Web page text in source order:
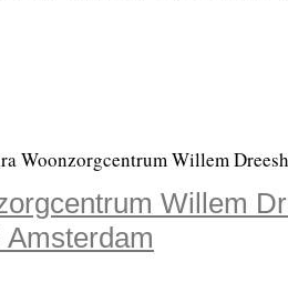
Woonzorgcentrum Willem
Willem
Amsterdam